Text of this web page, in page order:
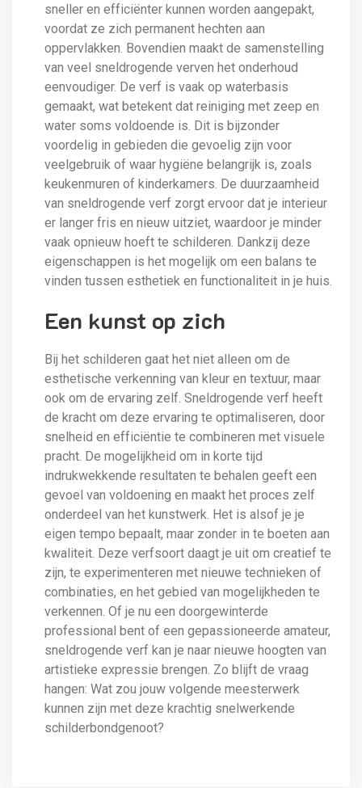
sneller en efficiënter kunnen worden aangepakt,
voordat ze zich permanent hechten aan
oppervlakken. Bovendien maakt de samenstelling
van veel sneldrogende verven het onderhoud
eenvoudiger. De verf is vaak op waterbasis
gemaakt, wat betekent dat reiniging met zeep en
water soms voldoende is. Dit is bijzonder
voordelig in gebieden die gevoelig zijn voor
veelgebruik of waar hygiëne belangrijk is, zoals
keukenmuren of kinderkamers. De duurzaamheid
van sneldrogende verf zorgt ervoor dat je interieur
er langer fris en nieuw uitziet, waardoor je minder
vaak opnieuw hoeft te schilderen. Dankzij deze
eigenschappen is het mogelijk om een balans te
vinden tussen esthetiek en functionaliteit in je huis.
Een kunst op zich
Bij het schilderen gaat het niet alleen om de
esthetische verkenning van kleur en textuur, maar
ook om de ervaring zelf. Sneldrogende verf heeft
de kracht om deze ervaring te optimaliseren, door
snelheid en efficiëntie te combineren met visuele
pracht. De mogelijkheid om in korte tijd
indrukwekkende resultaten te behalen geeft een
gevoel van voldoening en maakt het proces zelf
onderdeel van het kunstwerk. Het is alsof je je
eigen tempo bepaalt, maar zonder in te boeten aan
kwaliteit. Deze verfsoort daagt je uit om creatief te
zijn, te experimenteren met nieuwe technieken of
combinaties, en het gebied van mogelijkheden te
verkennen. Of je nu een doorgewinterde
professional bent of een gepassioneerde amateur,
sneldrogende verf kan je naar nieuwe hoogten van
artistieke expressie brengen. Zo blijft de vraag
hangen: Wat zou jouw volgende meesterwerk
kunnen zijn met deze krachtig snelwerkende
schilderbondgenoot?